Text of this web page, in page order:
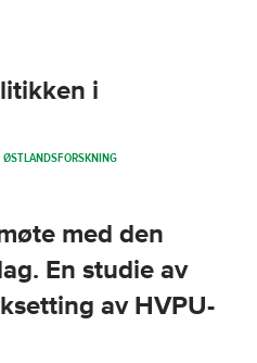
i
ØSTLANDSFORSKNING
med den
En studie av
av HVPU-